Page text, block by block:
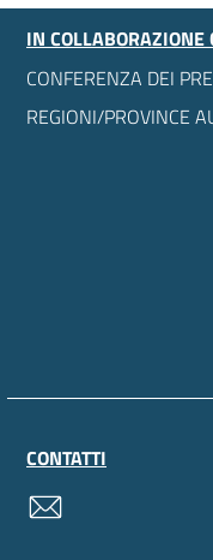
IN COLLABORAZIONE
CONFERENZA DEI
REGIONI/PROVINCE
CONTATTI